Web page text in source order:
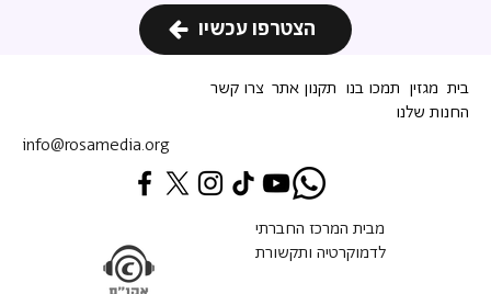
הצטרפו עכשיו
info@rosamedia.org
בית מגזין תמכו בנו תקנון אתר צרו קשר
החנות שלנו
מבית המרכז החברתי
לדמוקרטיה ותקשורת